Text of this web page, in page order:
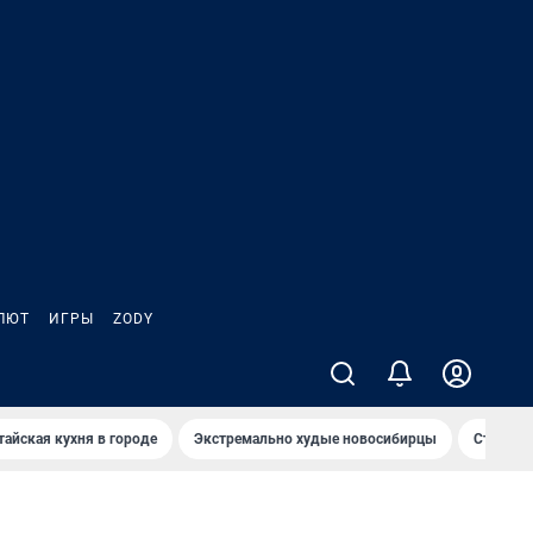
ИГРЫ ZODY
кухня в городе Экстремально худые новосибирцы Старт